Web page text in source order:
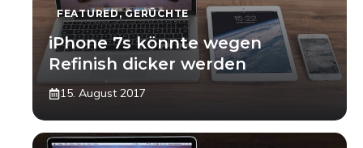
FEATURED,GERÜCHTE
iPhone 7s könnte wegen
Refinish dicker werden
15. August 2017